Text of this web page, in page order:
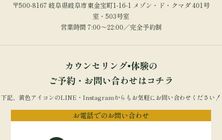
〒500-8167 岐阜県岐阜市東金宝町1-16-1 メゾン・ド・クマダ 401号
室・503号室
営業時間 7:00～22:00／完全予約制
カウンセリング•体験の
ご予約・お問い合わせはコチラ
下記、黄色アイコンのLINE・Instagramからもお気軽にお問い合わせください！
お電話でのお問い合わせ